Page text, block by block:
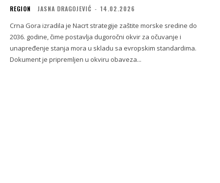
REGION JASNA DRAGOJEVIĆ - 14.02.2026
Crna Gora izradila je Nacrt strategije zaštite morske sredine do
2036. godine, čime postavlja dugoročni okvir za očuvanje i
unapređenje stanja mora u skladu sa evropskim standardima.
Dokument je pripremljen u okviru obaveza...